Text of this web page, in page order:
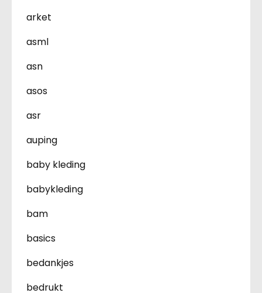
arket
asml
asn
asos
asr
auping
baby kleding
babykleding
bam
basics
bedankjes
bedrukt